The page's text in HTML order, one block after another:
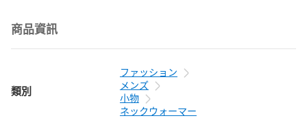
商品資訊
類別
ファッション
メンズ
小物
ネックウォーマー